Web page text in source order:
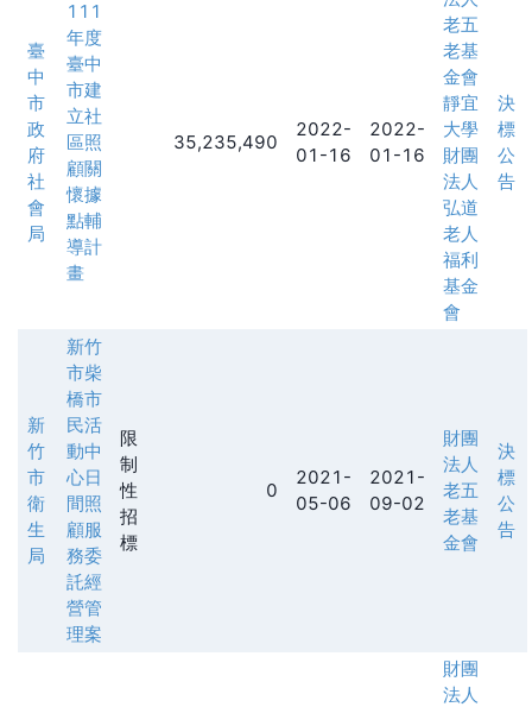
臺
中
市
政
府
社
會
局
111
年度
臺中
市建
立社
區照
顧關
懷據
點輔
導計
畫
35,235,490
2022-
01-16
2022-
01-16
老五
老基
金會
靜宜
大學
財團
法人
弘道
老人
福利
基金
會
決
標
公
告
新
竹
市
衛
生
局
新竹
市柴
橋市
民活
動中
心日
間照
顧服
務委
託經
營管
理案
限
制
性
招
標
0
2021-
05-06
2021-
09-02
財團
法人
老五
老基
金會
決
標
公
告
財團
法人